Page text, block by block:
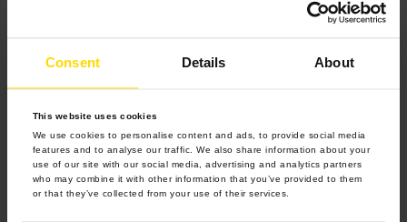
Consent Details About
This website uses cookies
We use cookies to personalise content and ads, to provide social media
features and to analyse our traffic. We also share information about your
use of our site with our social media, advertising and analytics partners
who may combine it with other information that you’ve provided to them
or that they’ve collected from your use of their services.
https://www.przelewy24.pl/pomoc; numer
telefonu: +48616429344; numer fax: +48
korespondencyjny: ul. Pastelowa 8, 60-198
Poznań, Polska; bezpośrednio w siedzibie
PayPro lub w jednostkach organizacyjnych
PayPro prowadzących obsługę klientów.